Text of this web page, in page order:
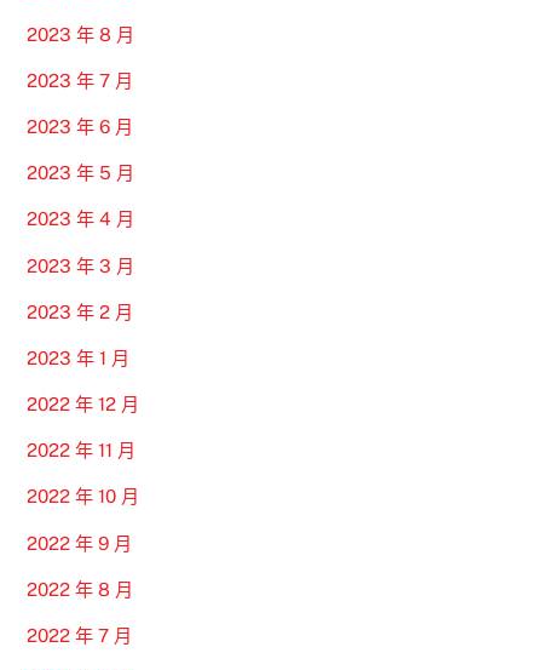
2023 年 8 月
2023 年 7 月
2023 年 6 月
2023 年 5 月
2023 年 4 月
2023 年 3 月
2023 年 2 月
2023 年 1 月
2022 年 12 月
2022 年 11 月
2022 年 10 月
2022 年 9 月
2022 年 8 月
2022 年 7 月